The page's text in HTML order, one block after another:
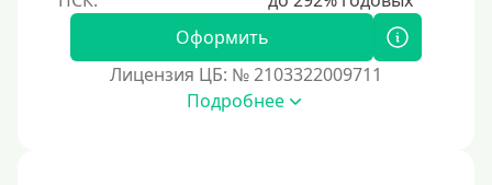
Оформить
Лицензия ЦБ: № 2103322009711
Подробнее